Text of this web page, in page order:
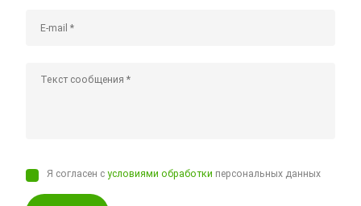
Я согласен сусловиями обработки персональных данных